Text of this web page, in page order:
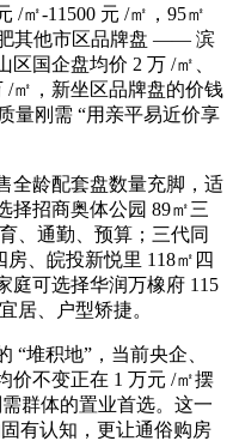
/㎡-11500 元 /㎡，95㎡
肥其他市区品牌盘 —— 滨
国企盘均价 2 万 /㎡、
/㎡，新坐区品牌盘的价钱
量刚需 “用亲平易近价享
龄配套盘数量充脚，适
择招商奥体公园 89㎡三
、通勤、预算；三代同
、皖投新悦里 118㎡四
庭可选择华润万橡府 115
居、户型矫捷。
堆积地”，当前央企、
价不变正在 1 万元 /㎡摆
群体的置业首选。这一
有认知，更让通俗购房